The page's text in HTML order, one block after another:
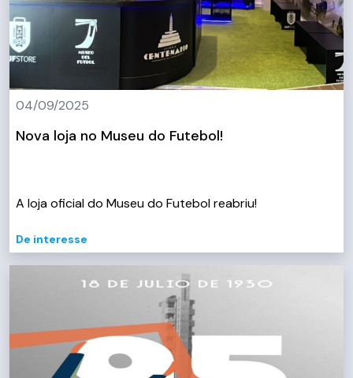
04/09/2025
Nova loja no Museu do Futebol!
A loja oficial do Museu do Futebol reabriu!
De interesse